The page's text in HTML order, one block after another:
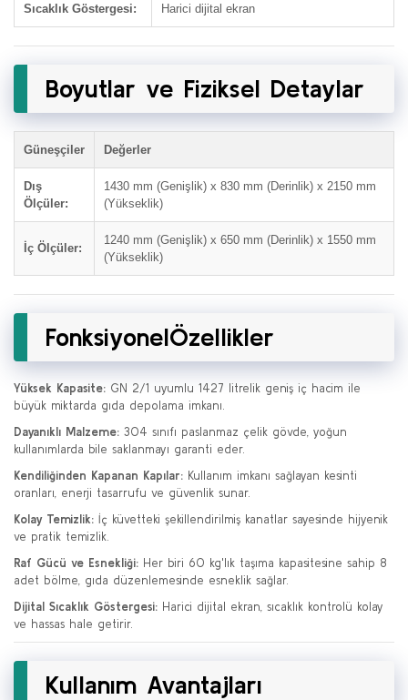
Sıcaklık Göstergesi: Harici dijital ekran
Boyutlar ve Fiziksel Detaylar
Güneşçiler Değerler
Dış
Ölçüler:
1430 mm (Genişlik) x 830 mm (Derinlik) x 2150 mm
(Yükseklik)
İç Ölçüler:
1240 mm (Genişlik) x 650 mm (Derinlik) x 1550 mm
(Yükseklik)
FonksiyonelÖzellikler
Yüksek Kapasite: GN 2/1 uyumlu 1427 litrelik geniş iç hacim ile
büyük miktarda gıda depolama imkanı.
Dayanıklı Malzeme: 304 sınıfı paslanmaz çelik gövde, yoğun
kullanımlarda bile saklanmayı garanti eder.
Kendiliğinden Kapanan Kapılar: Kullanım imkanı sağlayan kesinti
oranları, enerji tasarrufu ve güvenlik sunar.
Kolay Temizlik: İç küvetteki şekillendirilmiş kanatlar sayesinde hijyenik
ve pratik temizlik.
Raf Gücü ve Esnekliği: Her biri 60 kg'lık taşıma kapasitesine sahip 8
adet bölme, gıda düzenlemesinde esneklik sağlar.
Dijital Sıcaklık Göstergesi: Harici dijital ekran, sıcaklık kontrolü kolay
ve hassas hale getirir.
Kullanım Avantajları